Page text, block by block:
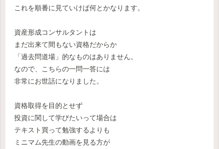
これを順番に見ていけば何とかなります。
資産形成コンサルタントは
まだ出来て間もない資格だからか
「過去問道場」的なものはありません。
なので、こちらの一問一答には
非常にお世話になりました。
資格取得を目的とせず
投資に関して学びたいって場合は
テキスト買って勉強するよりも
ミニマム先生の動画を見る方が